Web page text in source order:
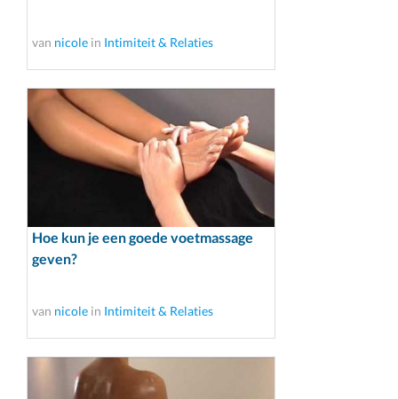
van nicole in Intimiteit & Relaties
Hoe kun je een goede voetmassage
geven?
van nicole in Intimiteit & Relaties